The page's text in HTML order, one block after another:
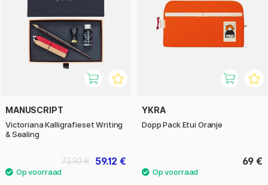
MANUSCRIPT
Victoriana Kalligrafieset Writing
& Sealing
59.12 €
73.90 €
YKRA
Dopp Pack Etui Oranje
69 €